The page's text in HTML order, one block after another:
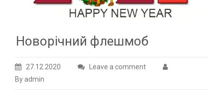
Новорічний флешмоб
27.12.2020
Leave a comment
By admin